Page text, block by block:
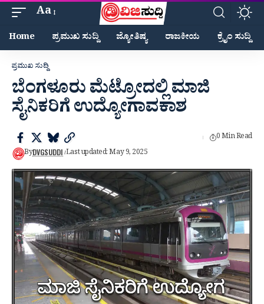
Aa
Home ಪ್ರಮುಖ ಸುದ್ದಿ ಜ್ಯೋತಿಷ್ಯ ರಾಜಕೀಯ ಕ್ರೈಂ ಸುದ್ದಿ
ಪ್ರಮುಖ ಸುದ್ದಿ
ಬೆಂಗಳೂರು ಮೆಟ್ರೋದಲ್ಲಿ ಮಾಜಿ
ಸೈನಿಕರಿಗೆ ಉದ್ಯೋಗಾವಕಾಶ
ByDVGSUDDI Last updated: May 9, 2025
0 Min Read